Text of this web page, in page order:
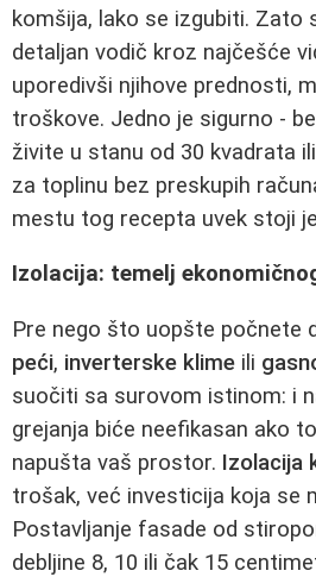
komšija, lako se izgubiti. Zato
detaljan vodič kroz najčešće
uporedivši njihove prednosti,
troškove. Jedno je sigurno -
živite u stanu od 30 kvadrata
za toplinu bez preskupih
mestu tog recepta uvek stoji
Izolacija: temelj
Pre nego što uopšte počnete
peći, inverterske klime ili
suočiti sa surovom istinom: i
grejanja biće neefikasan ako
napušta vaš prostor. Izolacija
trošak, već investicija koja se
Postavljanje fasade od
debljine 8, 10 ili čak 15